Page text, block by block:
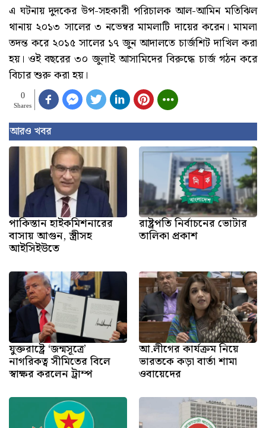
এ ঘটনায় দুদকের উপ-সহকারী পরিচালক আল-আমিন মতিঝিল
থানায় ২০১৩ সালের ৩ নভেম্বর মামলাটি দায়ের করেন। মামলা
তদন্ত করে ২০১৫ সালের ১৭ জুন আদালতে চার্জশিট দাখিল করা
হয়। ওই বছরের ৩০ জুলাই আসামিদের বিরুদ্ধে চার্জ গঠন করে
বিচার শুরু করা হয়।
0
Shares
আরও খবর
পাকিস্তান হাইকমিশনারের
বাসায় আগুন, স্ত্রীসহ
আইসিইউতে
রাষ্ট্রপতি নির্বাচনের ভোটার
তালিকা প্রকাশ
যুক্তরাষ্ট্রে ‘জন্মসূত্রে’
নাগরিকত্ব সীমিতের বিলে
স্বাক্ষর করলেন ট্রাম্প
আ.লীগের কার্যক্রম নিয়ে
ভারতকে কড়া বার্তা শামা
ওবায়েদের